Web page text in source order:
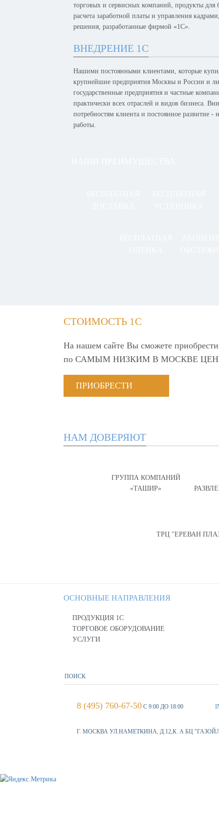
торговых и сервисных компаний, продукты для
расчета заработной платы и управления
решения, разработанные фирмой «1С».
ВНЕДРЕНИЕ 1С
Нашими постоянными клиентами, которые
крупнейшие предприятия Москвы и России и
государственные предприятия и частные
практически всех отраслей и видов бизнеса.
потребностям клиента и постоянное развитие
работы.
СТОИМОСТЬ 1С
На нашем сайте Вы сможете
по САМЫМ НИЗКИМ В МОСКВЕ
ПРИОБРЕСТИ
НАМ ДОВЕРЯЮТ
ГРУППА КОМПАНИЙ
«ТАШИР»
ТРЦ "ЕРЕВАН
ОСНОВНЫЕ НАПРАВЛЕНИЯ
ПРОДУКЦИЯ 1С
ТОРГОВОЕ ОБОРУДОВАНИЕ
УСЛУГИ
8 (495) 760-67-50 С 9:00 ДО 18:00
Г. МОСКВА УЛ.НАМЕТКИНА, Д.12,К. А БЦ